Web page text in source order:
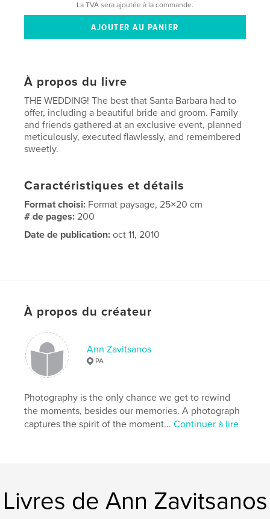
La TVA sera ajoutée à la commande.
À propos du livre
THE WEDDING! The best that Santa Barbara had to
offer, including a beautiful bride and groom. Family
and friends gathered at an exclusive event, planned
meticulously, executed flawlessly, and remembered
sweetly.
Caractéristiques et détails
Format choisi: Format paysage, 25×20 cm
# de pages:200
Date de publication: oct 11, 2010
À propos du créateur
Ann Zavitsanos
PA
Photography is the only chance we get to rewind
the moments, besides our memories. A photograph
captures the spirit of the moment...Continuer à lire
Livres de Ann Zavitsanos